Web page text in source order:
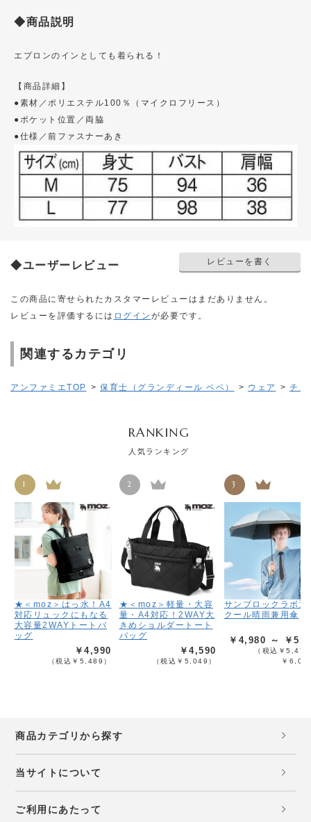
◆商品説明
エプロンのインとしても着られる！
【商品詳細】
●素材／ポリエステル100％（マイクロフリース）
●ポケット位置／両脇
●仕様／前ファスナーあき
◆ユーザーレビュー レビューを書く
この商品に寄せられたカスタマーレビューはまだありません。
レビューを評価するには ログイン が必要です。
関連するカテゴリ
アンファミエTOP > 保育士（グランディール ベベ） > ウェア > チュ
RANKING
人気ランキング
1
★＜moz＞はっ水！A4
対応リュックにもなる
大容量2WAYトートバ
ッグ
￥4,990
（税込￥5,489）
2
★＜moz＞軽量・大容
量・A4対応！2WAY大
きめショルダートート
バッグ
￥4,590
（税込￥5,049）
3
サンブロックラボ遮
クール晴雨兼用傘
￥4,980 ～ ￥
（税込￥
￥
商品カテゴリから探す
当サイトについて
ご利用にあたって